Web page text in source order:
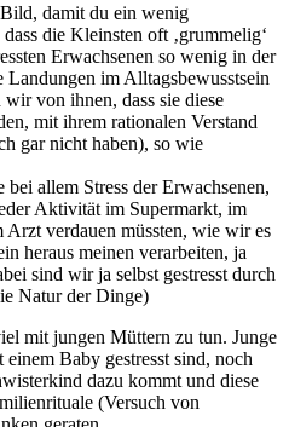
damit du ein wenig
die Kleinsten oft ‚grummelig‘
Erwachsenen so wenig in der
im Alltagsbewusstsein
von ihnen, dass sie diese
mit ihrem rationalen Verstand
gar nicht haben), so wie
allem Stress der Erwachsenen,
Aktivität im Supermarkt, im
verdauen müssten, wie wir es
heraus meinen verarbeiten, ja
sind wir ja selbst gestresst durch
Natur der Dinge)
mit jungen Müttern zu tun. Junge
Baby gestresst sind, noch
dazu kommt und diese
(Versuch von